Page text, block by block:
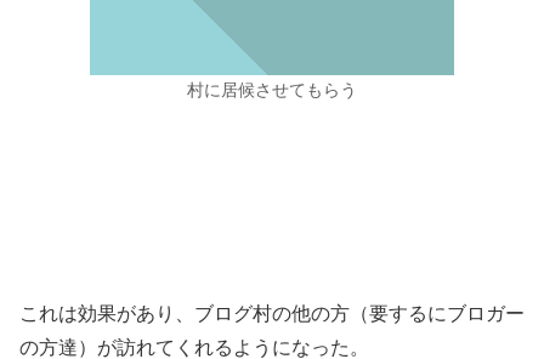
村に居候させてもらう
これは効果があり、ブログ村の他の方（要するにブロガー
の方達）が訪れてくれるようになった。